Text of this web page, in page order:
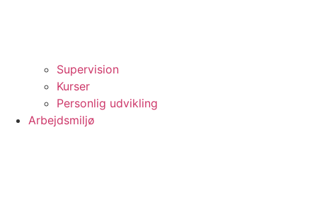
Supervision
Kurser
Personlig udvikling
Arbejdsmiljø